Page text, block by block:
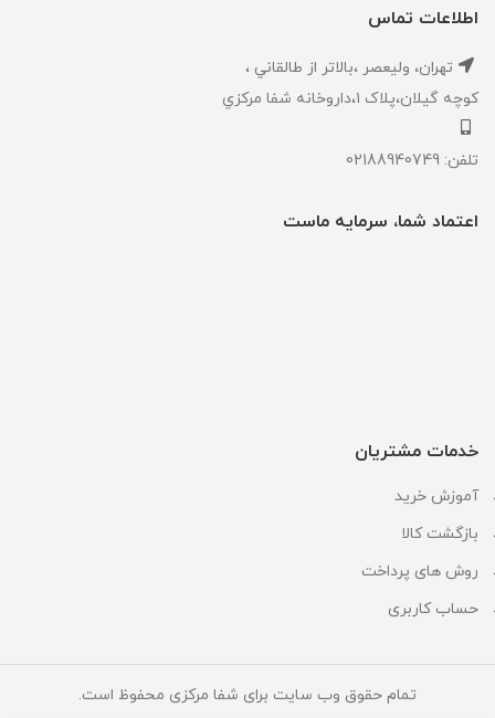
اطلاعات تماس
تهران، ‎وليعصر ،بالاتر از طالقاني ،
كوچه گيلان،پلاک ۱،داروخانه شفا مركزي
تلفن: 02188940749
اعتماد شما، سرمایه ماست
خدمات مشتریان
آموزش خرید
بازگشت کالا
روش های پرداخت
حساب کاربری
تمام حقوق وب سایت برای شفا مرکزی محفوظ است.